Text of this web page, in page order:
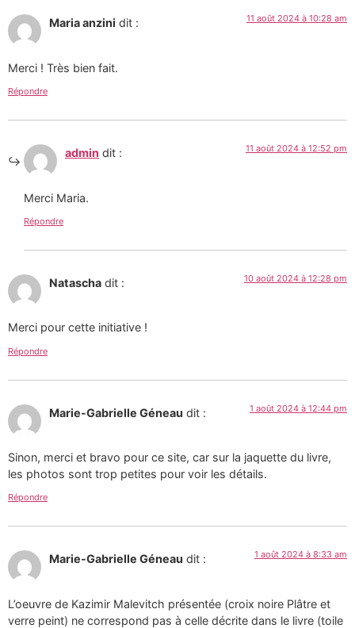
Maria anzini dit : 11 août 2024 à 10:28 am
Merci ! Très bien fait.
Répondre
admin dit : 11 août 2024 à 12:52 pm
Merci Maria.
Répondre
Natascha dit : 10 août 2024 à 12:28 pm
Merci pour cette initiative !
Répondre
Marie-Gabrielle Géneau dit : 1 août 2024 à 12:44 pm
Sinon, merci et bravo pour ce site, car sur la jaquette du livre,
les photos sont trop petites pour voir les détails.
Répondre
Marie-Gabrielle Géneau dit : 1 août 2024 à 8:33 am
L’oeuvre de Kazimir Malevitch présentée (croix noire Plâtre et
verre peint) ne correspond pas à celle décrite dans le livre (toile